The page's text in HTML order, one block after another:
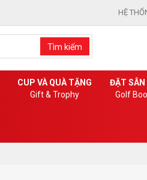
HỆ
Tìm kiếm
CUP VÀ QUÀ TẶNG
Gift & Trophy
ĐẶT SÂN
Golf